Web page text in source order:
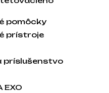
pomôcky
prístroje
príslušenstvo
EXO